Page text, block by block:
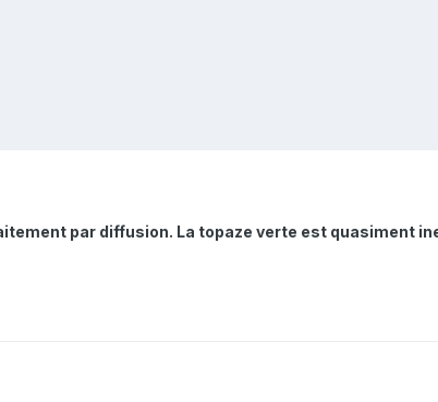
par diffusion. La topaze verte est quasiment